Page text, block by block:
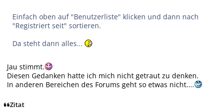
Einfach oben auf "Benutzerliste" klicken und dann nach
"Registriert seit" sortieren.
Da steht dann alles...
Jau stimmt.
Diesen Gedanken hatte ich mich nicht getraut zu denken.
In anderen Bereichen des Forums geht so etwas nicht....
Zitat